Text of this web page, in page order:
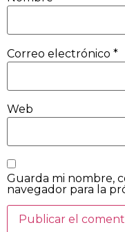
Correo electrónico *
Web
Guarda mi nombre,
navegador para la